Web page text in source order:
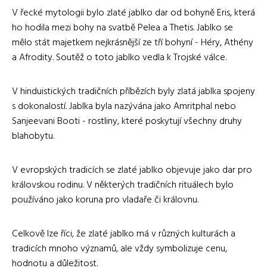
V řecké mytologii bylo zlaté jablko dar od bohyně Eris, která
ho hodila mezi bohy na svatbě Pelea a Thetis. Jablko se
mělo stát majetkem nejkrásnější ze tří bohyní - Héry, Athény
a Afrodity. Soutěž o toto jablko vedla k Trojské válce.
V hinduistických tradičních příbězích byly zlatá jablka spojeny
s dokonalostí. Jablka byla nazývána jako Amritphal nebo
Sanjeevani Booti - rostliny, které poskytují všechny druhy
blahobytu.
V evropských tradicích se zlaté jablko objevuje jako dar pro
královskou rodinu. V některých tradičních rituálech bylo
používáno jako koruna pro vladaře či královnu.
Celkově lze říci, že zlaté jablko má v různých kulturách a
tradicích mnoho významů, ale vždy symbolizuje cenu,
hodnotu a důležitost.